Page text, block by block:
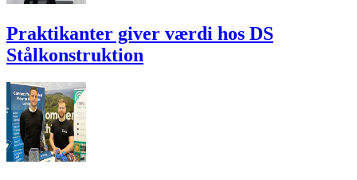
Praktikanter giver værdi hos DS
Stålkonstruktion